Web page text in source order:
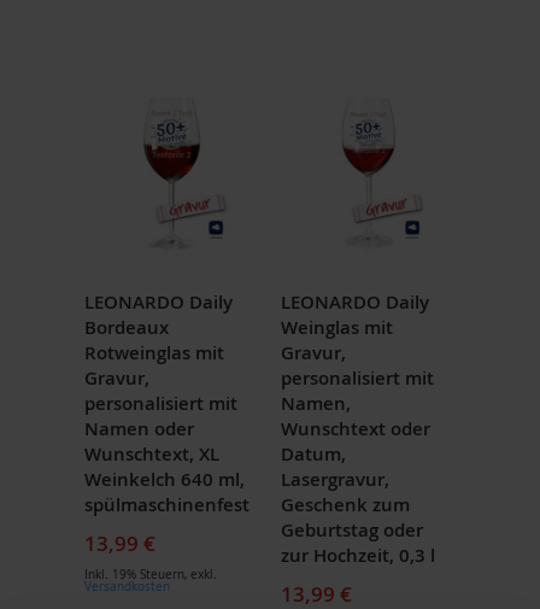
LEONARDO Daily
Bordeaux
Rotweinglas mit
Gravur,
personalisiert mit
Namen oder
Wunschtext, XL
Weinkelch 640 ml,
spülmaschinenfest
13,99 €
Inkl. 19% Steuern, exkl.
Versandkosten
LEONARDO Daily
Weinglas mit
Gravur,
personalisiert mit
Namen,
Wunschtext oder
Datum,
Lasergravur,
Geschenk zum
Geburtstag oder
zur Hochzeit, 0,3 l
13,99 €